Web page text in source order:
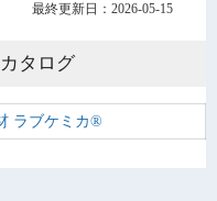
最終更新日：2026-05-15
タログ
ラブケミカ®